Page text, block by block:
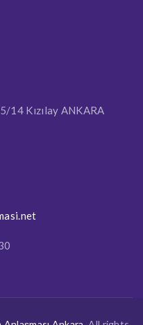
14 Kızılay ANKARA